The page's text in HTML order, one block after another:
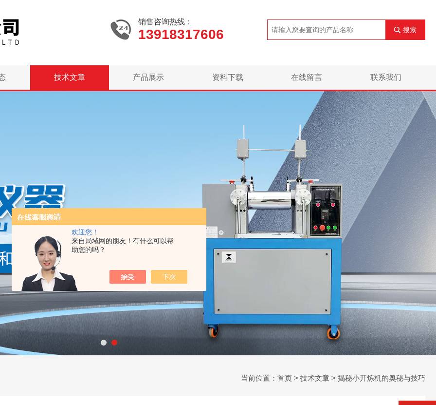
欢迎您！
来自局域网的朋友！有什么可以帮
助您的吗？
销售咨询热线：
13918317606 搜索
技术文章 产品展示 资料下载 在线留言 联系我们
当前位置： 首页 > 技术文章 > 揭秘小开炼机的奥秘与技巧